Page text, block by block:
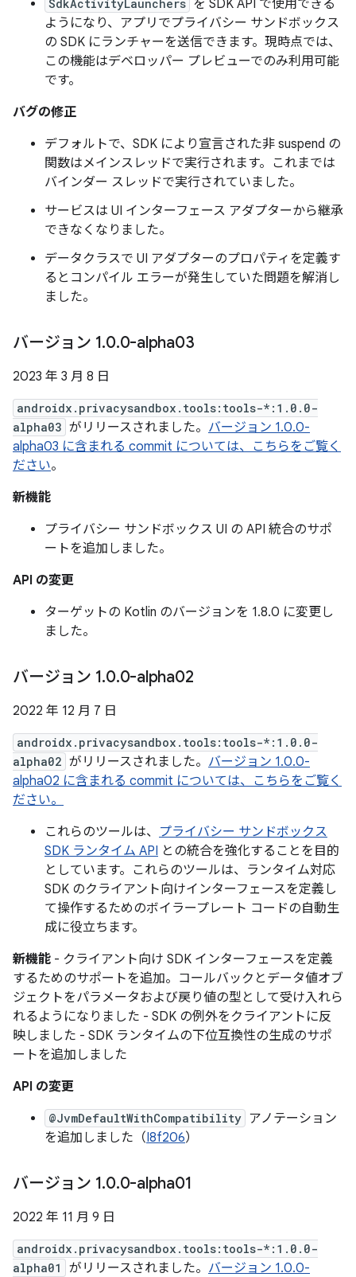
SdkActivityLaunchers を SDK API で使用できる
ようになり、アプリでプライバシー サンドボックス
の SDK にランチャーを送信できます。現時点では、
この機能はデベロッパー プレビューでのみ利用可能
です。
バグの修正
デフォルトで、SDK により宣言された非 suspend の
関数はメインスレッドで実行されます。これまでは
バインダー スレッドで実行されていました。
サービスは UI インターフェース アダプターから継承
できなくなりました。
データクラスで UI アダプターのプロパティを定義す
るとコンパイル エラーが発生していた問題を解消し
ました。
バージョン 1.0.0-alpha03
2023 年 3 月 8 日
androidx.privacysandbox.tools:tools-*:1.0.0-
alpha03 がリリースされました。 バージョン 1.0.0-
alpha03 に含まれる commit については、こちらをご覧く
ださい。
新機能
プライバシー サンドボックス UI の API 統合のサポ
ートを追加しました。
API の変更
ターゲットの Kotlin のバージョンを 1.8.0 に変更し
ました。
バージョン 1.0.0-alpha02
2022 年 12 月 7 日
androidx.privacysandbox.tools:tools-*:1.0.0-
alpha02 がリリースされました。 バージョン 1.0.0-
alpha02 に含まれる commit については、こちらをご覧く
ださい。
これらのツールは、 プライバシー サンドボックス
SDK ランタイム API との統合を強化することを目的
としています。これらのツールは、ランタイム対応
SDK のクライアント向けインターフェースを定義し
て操作するためのボイラープレート コードの自動生
成に役立ちます。
新機能 - クライアント向け SDK インターフェースを定義
するためのサポートを追加。コールバックとデータ値オブ
ジェクトをパラメータおよび戻り値の型として受け入れら
れるようになりました - SDK の例外をクライアントに反
映しました - SDK ランタイムの下位互換性の生成のサポ
ートを追加しました
API の変更
@JvmDefaultWithCompatibility アノテーション
を追加しました（I8f206）
バージョン 1.0.0-alpha01
2022 年 11 月 9 日
androidx.privacysandbox.tools:tools-*:1.0.0-
alpha01
がリリースされました。 バージョン 1.0.0-